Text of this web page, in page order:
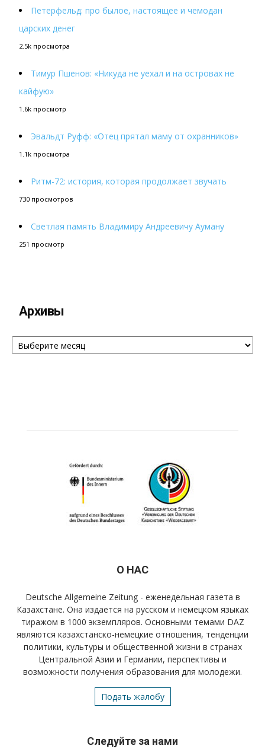
Петерфельд: про былое, настоящее и чемодан
царских денег
2.5k просмотра
Тимур Пшенов: «Никуда не уехал и на островах не
кайфую»
1.6k просмотр
Эвальдт Руфф: «Отец прятал маму от охранников»
1.1k просмотра
Ритм-72: история, которая продолжает звучать
730 просмотров
Светлая память Владимиру Андреевичу Ауману
251 просмотр
Архивы
Архивы
О НАС
Deutsche Allgemeine Zeitung - еженедельная газета в
Казахстане. Она издается на русском и немецком языках
тиражом в 1000 экземпляров. Основными темами DAZ
являются казахстанско-немецкие отношения, тенденции
политики, культуры и общественной жизни в странах
Центральной Азии и Германии, перспективы и
возможности получения образования для молодежи.
Подать жалобу
Следуйте за нами